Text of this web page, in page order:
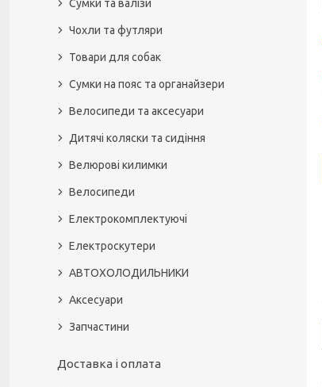
Сумки та валізи
Чохли та футляри
Товари для собак
Сумки на пояс та органайзери
Велосипеди та аксесуари
Дитячі коляски та сидіння
Велюрові килимки
Велосипеди
Електрокомплектуючі
Електроскутери
АВТОХОЛОДИЛЬНИКИ
Аксесуари
Запчастини
Доставка і оплата